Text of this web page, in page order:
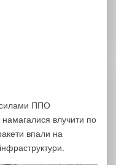
силами ППО
намагалися влучити по
впали на